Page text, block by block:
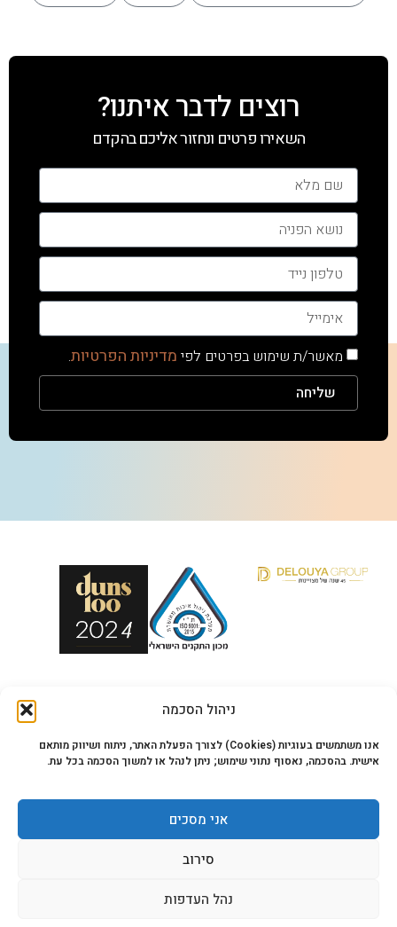
ניהול הסכמה
אנו משתמשים בעוגיות (Cookies) לצורך הפעלת האתר, ניתוח ושיווק מותאם
אישית. בהסכמה, נאסוף נתוני שימוש; ניתן לנהל או למשוך הסכמה בכל עת.
אני מסכים
סירוב
נהל העדפות
רוצים לדבר איתנו?
השאירו פרטים ונחזור אליכם בהקדם
מאשר/ת שימוש בפרטים לפי מדיניות הפרטיות.
שליחה
050-7597485
כתובת:הפועלים 23, עמק שרה, באר שבע
ת.ד:84872